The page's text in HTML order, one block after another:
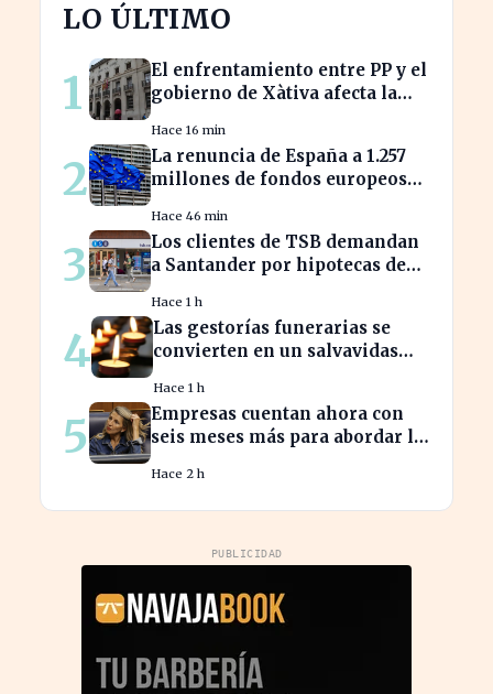
LO ÚLTIMO
1
El enfrentamiento entre PP y el
gobierno de Xàtiva afecta la
Hace 16 min
2
La renuncia de España a 1.257
millones de fondos europeos
Hace 46 min
3
Los clientes de TSB demandan
a Santander por hipotecas de
Hace 1 h
4
Las gestorías funerarias se
convierten en un salvavidas
administrativo tras un
fallecimiento.
Hace 1 h
5
Empresas cuentan ahora con
seis meses más para abordar la
restricciones de
confidencialidad
Hace 2 h
PUBLICIDAD